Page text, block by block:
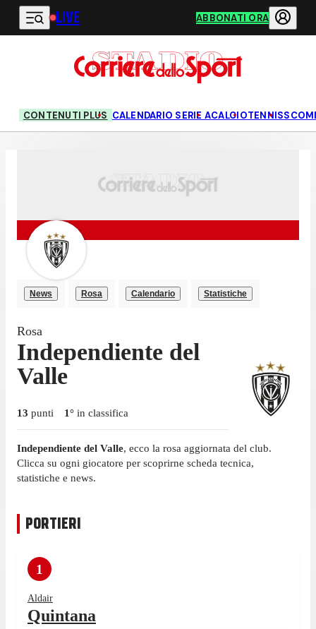
Vai al contenuto principale
LIVE ABBONATI ORA
CONTENUTI PLUS CALENDARIO SERIE ACALCIOTENNIS
News Rosa Calendario Statistiche
Rosa
Independiente del
Valle
13 punti 1° in classifica
Independiente del Valle, ecco la rosa aggiornata del club.
Clicca su ogni giocatore per scoprirne scheda tecnica,
statistiche e news.
PORTIERI
1
Aldair
Quintana